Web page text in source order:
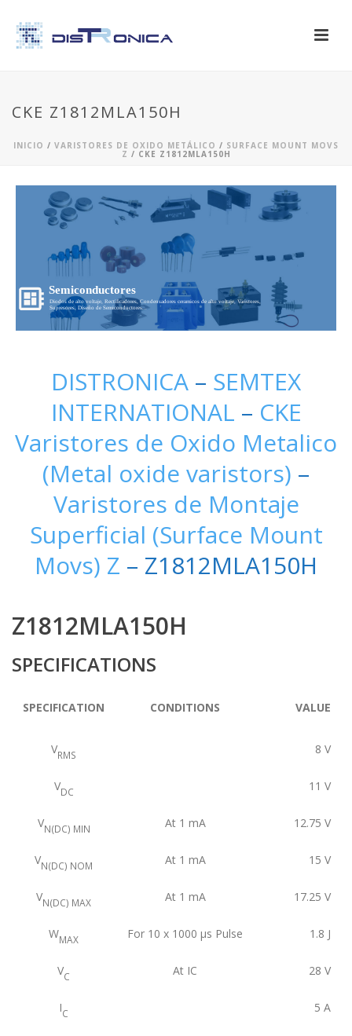
CKE Z1812MLA150H
INICIO / VARISTORES DE OXIDO METÁLICO / SURFACE MOUNT MOVS
Z / CKE Z1812MLA150H
Semiconductores
Diodos de alto voltaje, Rectificadores, Condensadores ceramicos de alto voltaje, Varistores,
Supresores, Diseño de Semiconductores...
DISTRONICA – SEMTEX
INTERNATIONAL – CKE
Varistores de Oxido Metalico
(Metal oxide varistors) –
Varistores de Montaje
Superficial (Surface Mount
Movs) Z – Z1812MLA150H
Z1812MLA150H
SPECIFICATIONS
SPECIFICATION CONDITIONS VALUE
VRMS 8 V
VDC 11 V
VN(DC) MIN At 1 mA 12.75 V
VN(DC) NOM At 1 mA 15 V
VN(DC) MAX At 1 mA 17.25 V
WMAX For 10 x 1000 μs Pulse 1.8 J
VC At IC 28 V
IC 5 A